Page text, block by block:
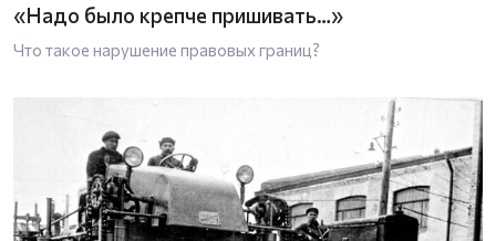
«Надо было крепче пришивать…»
Что такое нарушение правовых границ?